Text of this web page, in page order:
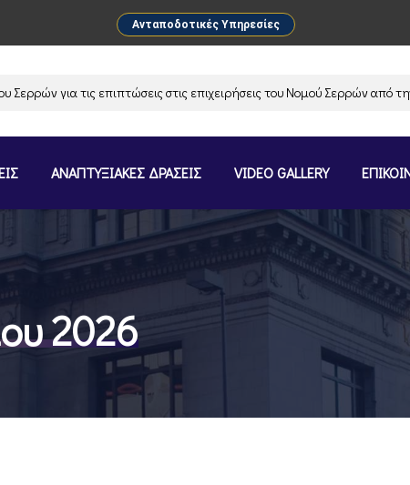
Ανταποδοτικές Υπηρεσίες
για τις επιπτώσεις στις επιχειρήσεις του Νομού Σερρών από
ΑΝΑΠΤΥΞΙΑΚΕΣ ΔΡΑΣΕΙΣ VIDEO GALLERY
2026